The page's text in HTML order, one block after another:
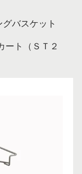
バスケット
ート（ＳＴ２